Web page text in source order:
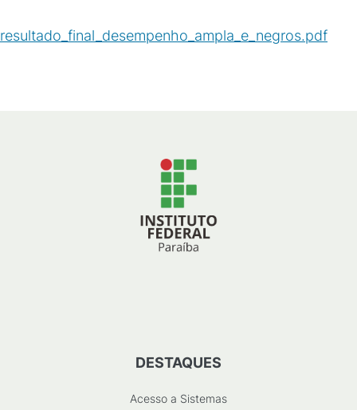
resultado_final_desempenho_ampla_e_negros.pdf
DESTAQUES
Acesso a Sistemas